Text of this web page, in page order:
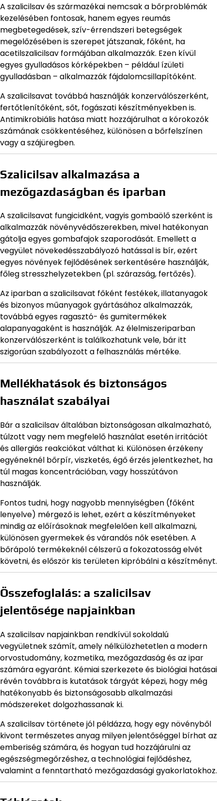
A szalicilsav és származékai nemcsak a bőrproblémák
kezelésében fontosak, hanem egyes reumás
megbetegedések, szív-érrendszeri betegségek
megelőzésében is szerepet játszanak, főként, ha
acetilszalicilsav formájában alkalmazzák. Ezen kívül
egyes gyulladásos kórképekben – például ízületi
gyulladásban – alkalmazzák fájdalomcsillapítóként.
A szalicilsavat továbbá használják konzerválószerként,
fertőtlenítőként, sőt, fogászati készítményekben is.
Antimikrobiális hatása miatt hozzájárulhat a kórokozók
számának csökkentéséhez, különösen a bőrfelszínen
vagy a szájüregben.
Szalicilsav alkalmazása a
mezőgazdaságban és iparban
A szalicilsavat fungicidként, vagyis gombaölő szerként is
alkalmazzák növényvédőszerekben, mivel hatékonyan
gátolja egyes gombafajok szaporodását. Emellett a
vegyület növekedésszabályozó hatással is bír, ezért
egyes növények fejlődésének serkentésére használják,
főleg stresszhelyzetekben (pl. szárazság, fertőzés).
Az iparban a szalicilsavat főként festékek, illatanyagok
és bizonyos műanyagok gyártásához alkalmazzák,
továbbá egyes ragasztó- és gumitermékek
alapanyagaként is használják. Az élelmiszeriparban
konzerválószerként is találkozhatunk vele, bár itt
szigorúan szabályozott a felhasználás mértéke.
Mellékhatások és biztonságos
használat szabályai
Bár a szalicilsav általában biztonságosan alkalmazható,
túlzott vagy nem megfelelő használat esetén irritációt
és allergiás reakciókat válthat ki. Különösen érzékeny
egyéneknél bőrpír, viszketés, égő érzés jelentkezhet, ha
túl magas koncentrációban, vagy hosszútávon
használják.
Fontos tudni, hogy nagyobb mennyiségben (főként
lenyelve) mérgező is lehet, ezért a készítményeket
mindig az előírásoknak megfelelően kell alkalmazni,
különösen gyermekek és várandós nők esetében. A
bőrápoló termékeknél célszerű a fokozatosság elvét
követni, és először kis területen kipróbálni a készítményt.
Összefoglalás: a szalicilsav
jelentősége napjainkban
A szalicilsav napjainkban rendkívül sokoldalú
vegyületnek számít, amely nélkülözhetetlen a modern
orvostudomány, kozmetika, mezőgazdaság és az ipar
számára egyaránt. Kémiai szerkezete és biológiai hatásai
révén továbbra is kutatások tárgyát képezi, hogy még
hatékonyabb és biztonságosabb alkalmazási
módszereket dolgozhassanak ki.
A szalicilsav története jól példázza, hogy egy növényből
kivont természetes anyag milyen jelentőséggel bírhat az
emberiség számára, és hogyan tud hozzájárulni az
egészségmegőrzéshez, a technológiai fejlődéshez,
valamint a fenntartható mezőgazdasági gyakorlatokhoz.